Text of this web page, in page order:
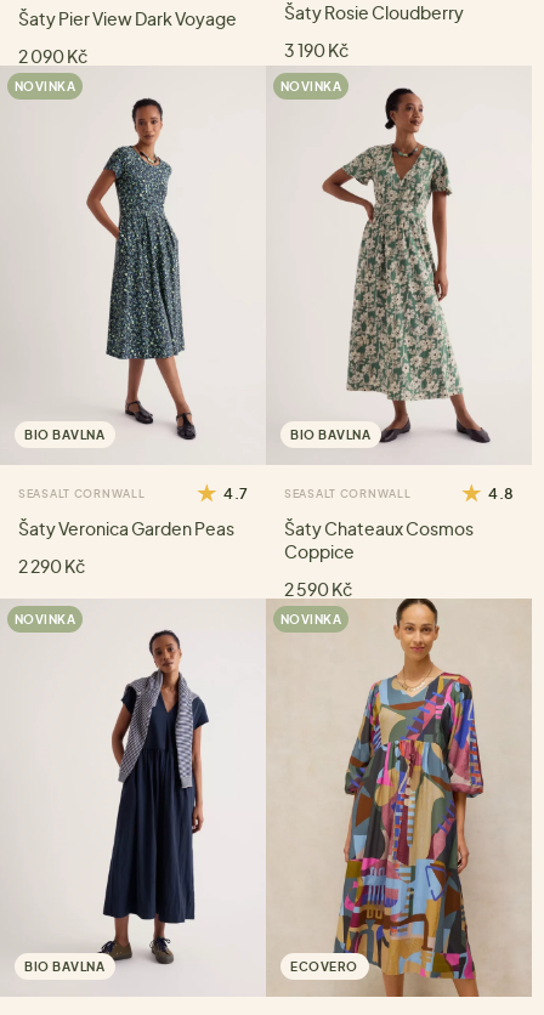
Šaty Pier View Dark Voyage
2 090 Kč
Šaty Rosie Cloudberry
3 190 Kč
NOVINKA
BIO BAVLNA
SEASALT CORNWALL 4.7
Šaty Veronica Garden Peas
2 290 Kč
NOVINKA
BIO BAVLNA
SEASALT CORNWALL 4.8
Šaty Chateaux Cosmos
Coppice
2 590 Kč
NOVINKA
BIO BAVLNA
NOVINKA
ECOVERO